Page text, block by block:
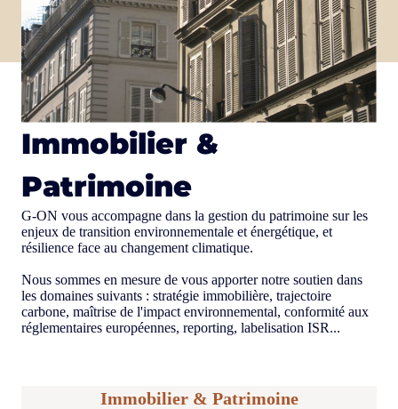
Immobilier &
Patrimoine
G-ON vous accompagne dans la gestion du patrimoine sur les
enjeux de transition environnementale et énergétique, et
résilience face au changement climatique.
Nous sommes en mesure de vous apporter notre soutien dans
les domaines suivants : stratégie immobilière, trajectoire
carbone, maîtrise de l'impact environnemental, conformité aux
réglementaires européennes, reporting, labelisation ISR...
Immobilier & Patrimoine